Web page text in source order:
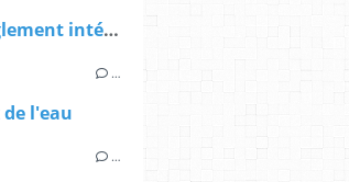
Rapport de la CRC et règlement intérieur au menu du conseil municipal
…
l'eau
…